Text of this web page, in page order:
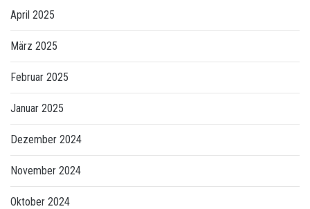
April 2025
März 2025
Februar 2025
Januar 2025
Dezember 2024
November 2024
Oktober 2024